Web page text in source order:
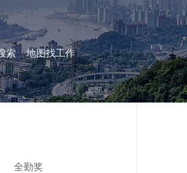
索 地图找工作
全勤奖